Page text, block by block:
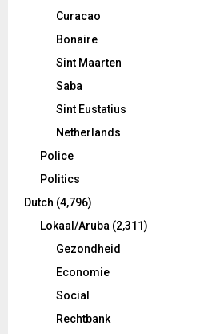
Curacao
Bonaire
Sint Maarten
Saba
Sint Eustatius
Netherlands
Police
Politics
Dutch (4,796)
Lokaal/Aruba (2,311)
Gezondheid
Economie
Social
Rechtbank